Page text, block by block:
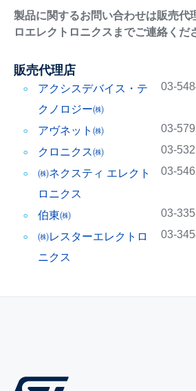
製品に関するお問い合わせは販売代
ロエレクトロニクスまでご連絡くだ
販売代理店
アクシスデバイス・テ
クノロジー㈱
03-
アヴネット㈱
03-
クロニクス㈱
03-
㈱ネクスティ エレクト
ロニクス
03-
伯東㈱
03-
㈱レスターエレクトロ
ニクス
03-